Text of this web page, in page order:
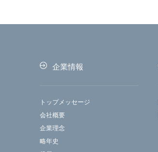
企業情報
トップメッセージ
会社概要
企業理念
略年史